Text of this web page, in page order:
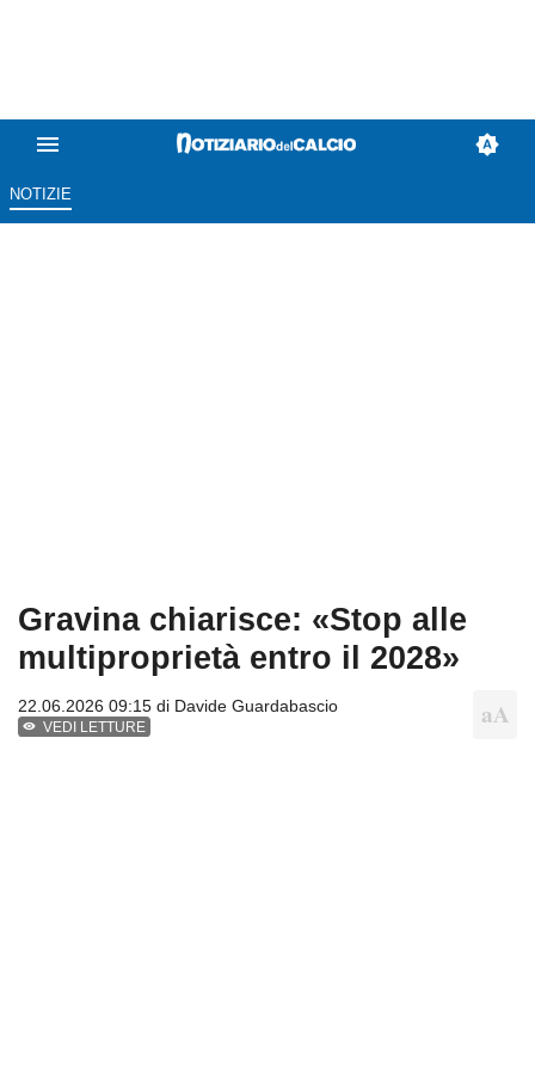
NOTIZIE
Gravina chiarisce: «Stop alle
multiproprietà entro il 2028»
22.06.2026 09:15 di Davide Guardabascio
VEDI LETTURE